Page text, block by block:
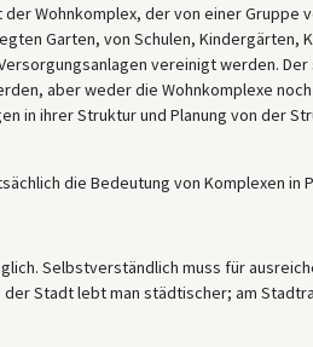
Wohnkomplex, der von einer Gruppe
Garten, von Schulen, Kindergärten,
vereinigt werden.
aber weder die Wohnkomplexe
in ihrer Struktur und Planung von der
die Bedeutung von Komplexen in
Selbstverständlich muss für
Stadt lebt man städtischer; am